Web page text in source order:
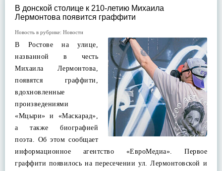
В донской столице к 210-летию Михаила
Лермонтова появится граффити
Новость в рубрике: Новости
В Ростове на улице,
названной в честь
Михаила Лермонтова,
появятся граффити,
вдохновленные
произведениями
«Мцыри» и «Маскарад»,
а также биографией
поэта. Об этом сообщает
информационное агентство «ЕвроМедиа». Первое
граффити появилось на пересечении ул. Лермонтовской и